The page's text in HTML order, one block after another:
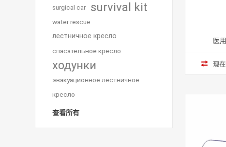
医
现
surgical car
survival kit
water rescue
лестничное кресло
спасательное кресло
ходунки
эвакуационное лестничное
кресло
查看所有